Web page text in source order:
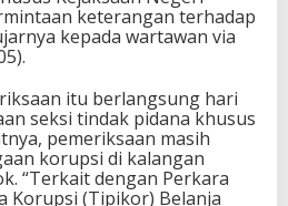
keterangan terhadap
kepada wartawan via
itu berlangsung hari
seksi tindak pidana khusus
pemeriksaan masih
korupsi di kalangan
“Terkait dengan Perkara
Korupsi (Tipikor) Belanja